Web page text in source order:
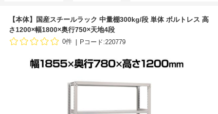
【本体】国産スチールラック 中量棚300kg/段 単体 ボルトレス 高
さ1200×幅1800×奥行750×天地4段
0件 Pコード:220779